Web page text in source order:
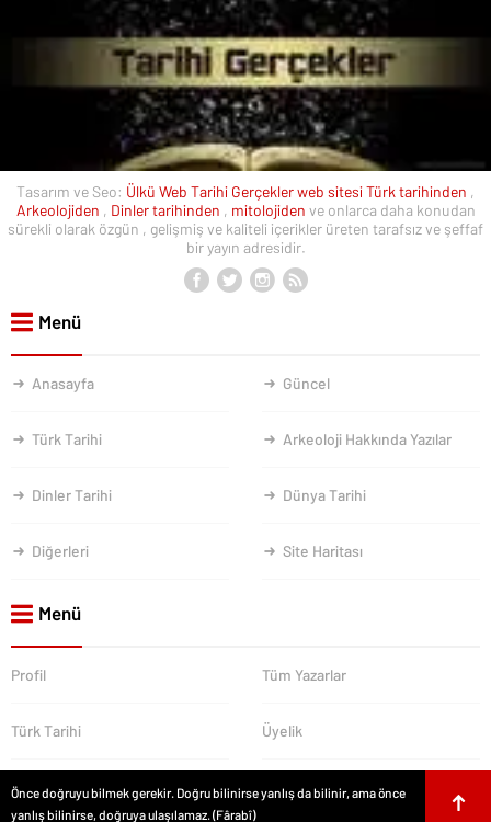
Tasarım ve Seo: Ülkü Web Tarihi Gerçekler web sitesiTürk tarihinden ,
Arkeolojiden , Dinler tarihinden , mitolojiden ve onlarca daha konudan
sürekli olarak özgün , gelişmiş ve kaliteli içerikler üreten tarafsız ve şeffaf
bir yayın adresidir.
Menü
Anasayfa Güncel
Türk Tarihi Arkeoloji Hakkında Yazılar
Dinler Tarihi Dünya Tarihi
Diğerleri Site Haritası
Menü
Profil Tüm Yazarlar
Türk Tarihi Üyelik
Önce doğruyu bilmek gerekir. Doğru bilinirse yanlış da bilinir, ama önce
yanlış bilinirse, doğruya ulaşılamaz. (Fârabî)